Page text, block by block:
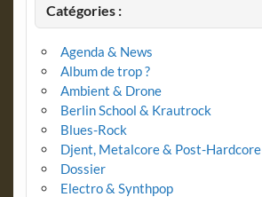
Catégories :
Agenda & News
Album de trop ?
Ambient & Drone
Berlin School & Krautrock
Blues-Rock
Djent, Metalcore & Post-Hardcore
Dossier
Electro & Synthpop